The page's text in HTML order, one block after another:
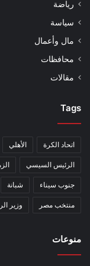
رياضة
سياسة
مال وأعمال
محافظات
مقالات
Tags
اتحاد الكرة الأهلي
الرئيس السيسي
جنوب سيناء شبانة
منتخب مصر وزير
منوعات